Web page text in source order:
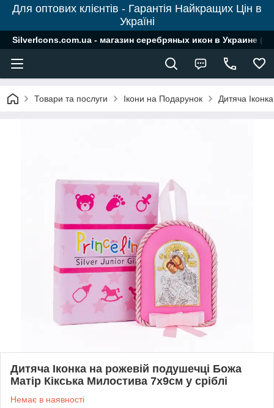
Для оптових клієнтів - Гарантія Найкращих Цін в
Україні
SilverIcons.com.ua - магазин серебряных икон в Украине (
Товари та послуги Ікони на Подарунок Дитяча
Дитяча Іконка на рожевій подушечці Божа
Матір Кікська Милостива 7х9см у сріблі
Немає в наявності